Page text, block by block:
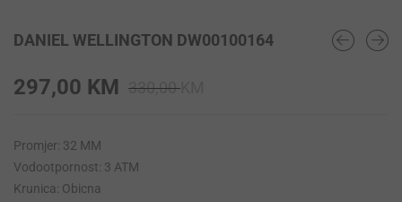
DANIEL WELLINGTON DW00100164
330,00
297,00 KM
Promjer: 32 MM
Vodootpornost: 3 ATM
Krunica: Obicna